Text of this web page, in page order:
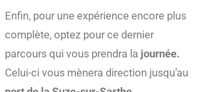
Enfin, pour une expérience encore plus
complète, optez pour ce dernier
parcours qui vous prendra la journée.
Celui-ci vous mènera direction jusqu’au